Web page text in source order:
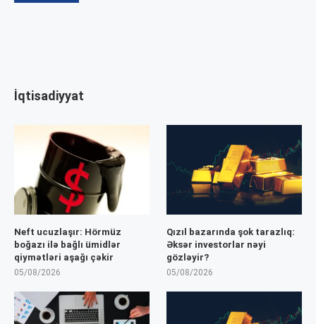
İqtisadiyyat
Neft ucuzlaşır: Hörmüz
boğazı ilə bağlı ümidlər
qiymətləri aşağı çəkir
05/08/2026
Qızıl bazarında şok tarazlıq:
Əksər investorlar nəyi
gözləyir?
05/08/2026